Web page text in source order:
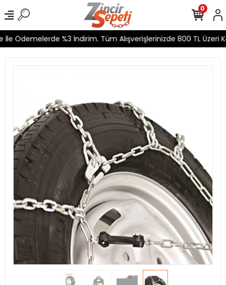
Ödemelerde %3 İndirim. Tüm Alışverişlerinizde 800 TL Üzeri
0